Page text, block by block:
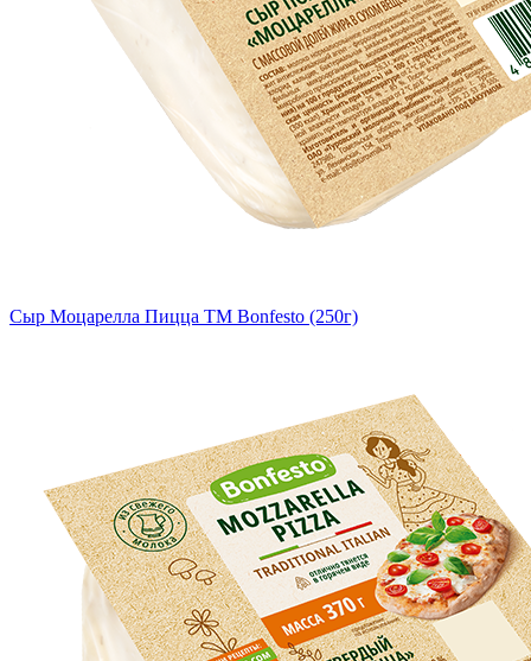
Сыр Моцарелла Пицца TM Bonfesto (250г)